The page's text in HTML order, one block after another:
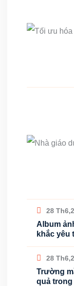
28
Album
khắc yêu
28
Trường
quả